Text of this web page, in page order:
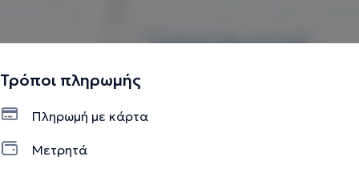
Τρόποι πληρωμής
Πληρωμή με κάρτα
Μετρητά